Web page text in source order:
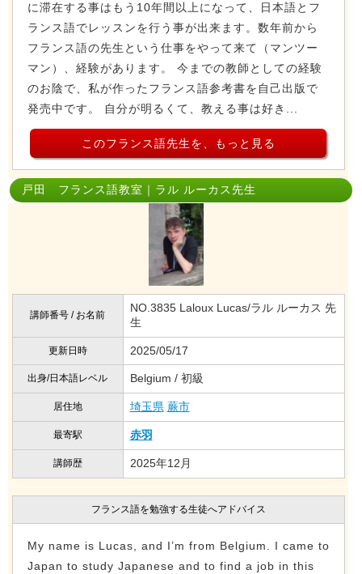
に滞在する事はもう10年間以上になって、日本語とフ
ランス語でレッスンを行う事が出来ます。数年前から
フランス語の先生という仕事をやって来て（マンツー
マン）、経験があります。 今までの教師としての経験
のお陰で、私が作ったフランス語参考書を自己出版で
発売中です。 自分が明るくて、教える事は好き...
このフランス語先生を、もっと見る
戸田 フランス語教室｜ラル ルーカス先生
講師番号 / お名前
NO.3835 Laloux Lucas/ラル ルーカス 先
生
更新日時 2025/05/17
出身/日本語レベル Belgium / 初級
居住地 埼玉県 蕨市
最寄駅 赤羽
講師歴 2025年12月
フランス語を勉強する生徒へアドバイス
My name is Lucas, and I’m from Belgium. I came to
Japan to study Japanese and to find a job in this